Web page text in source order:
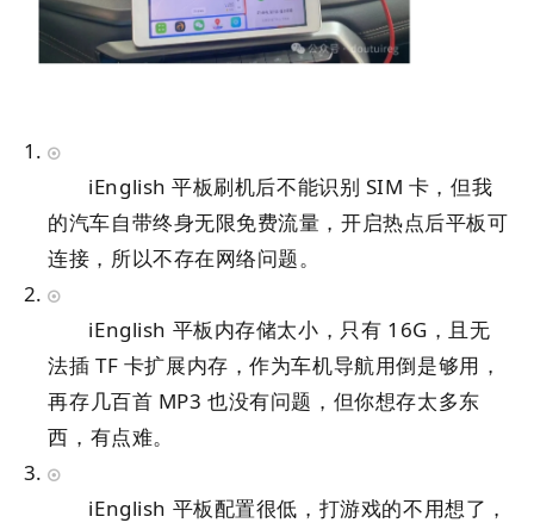
iEnglish 平板刷机后不能识别 SIM 卡，但我
的汽车自带终身无限免费流量，开启热点后平板可
连接，所以不存在网络问题。
iEnglish 平板内存储太小，只有 16G，且无
法插 TF 卡扩展内存，作为车机导航用倒是够用，
再存几百首 MP3 也没有问题，但你想存太多东
西，有点难。
iEnglish 平板配置很低，打游戏的不用想了，